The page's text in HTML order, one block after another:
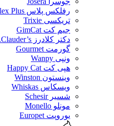
رفلکس پلاس Reflex Plus
تریکسی Trixie
جیم کت GimCat
دکتر کلادرز Dr.Clauder’s
گورمت Gourmet
ونپی Wanpy
هپی کت Happy Cat
وینستون Winston
ویسکاس Whiskas
شسیر Schesir
مونلو Monello
یوروپت Europet